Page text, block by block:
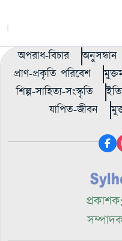
অপরাধ-বিচার অনুসন্ধান
প্রাণ-প্রকৃতি পরিবেশ
শিল্প-সাহিত্য-সংস্কৃতি
যাপিত-জীবন
প্রকাশক: